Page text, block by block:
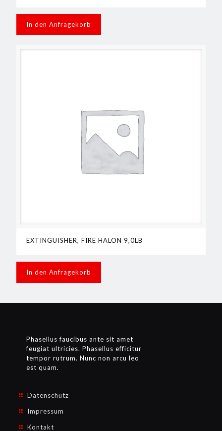
In den Anfragekorb
EXTINGUISHER, FIRE HALON 9,0LB
In den Anfragekorb
Phasellus faucibus ante sit amet
feugiat ultricies. Phasellus efficitur
tempor rutrum. Nunc non arcu leo
est quam.
Datenschutz
Impressum
Kontakt